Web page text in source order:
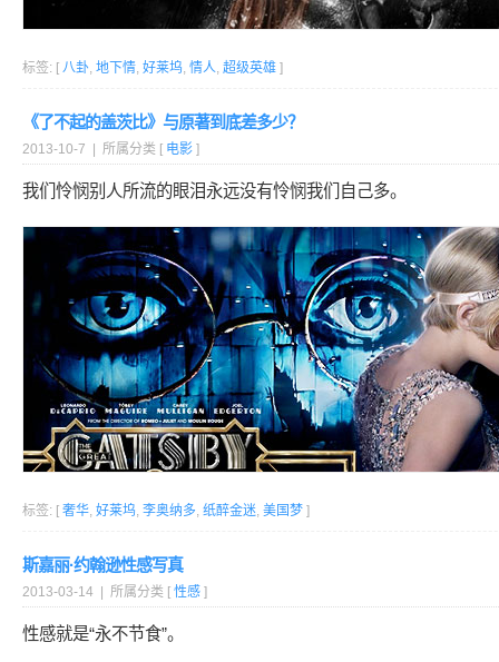
标签: [ 八卦, 地下情, 好莱坞, 情人, 超级英雄 ]
《了不起的盖茨比》与原著到底差多少？
2013-10-7 | 所属分类 [ 电影 ]
我们怜悯别人所流的眼泪永远没有怜悯我们自己多。
标签: [ 奢华, 好莱坞, 李奥纳多, 纸醉金迷, 美国梦 ]
斯嘉丽·约翰逊性感写真
2013-03-14 | 所属分类 [ 性感 ]
性感就是“永不节食”。